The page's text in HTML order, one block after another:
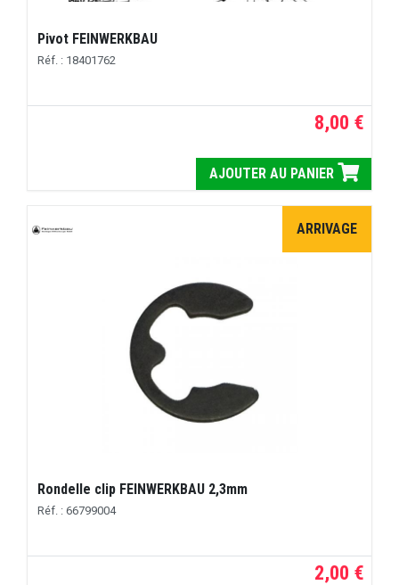
Pivot FEINWERKBAU
Réf. : 18401762
8,00 €
AJOUTER AU PANIER
ARRIVAGE
Rondelle clip FEINWERKBAU 2,3mm
Réf. : 66799004
2,00 €